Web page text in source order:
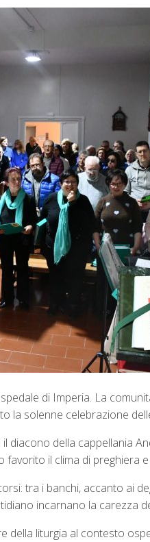
di Imperia. La
la solenne celebrazione
diacono della cappellania
il clima di preghiera
tra i banchi, accanto ai
incarnano la carezza
liturgia al contesto